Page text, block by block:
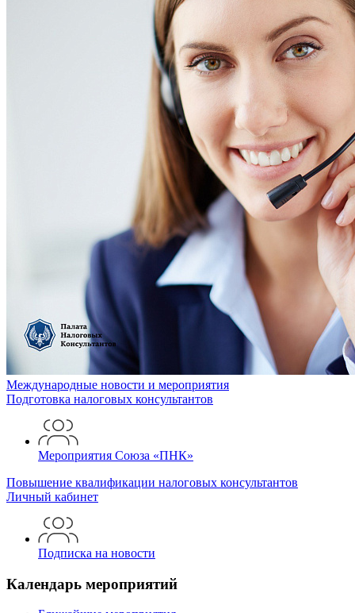
Международные новости и мероприятия
Подготовка налоговых консультантов
Мероприятия Союза «ПНК»
Повышение квалификации налоговых консультантов
Личный кабинет
Подписка на новости
Календарь мероприятий